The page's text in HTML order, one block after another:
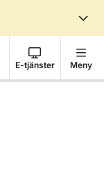
E-tjänster Meny